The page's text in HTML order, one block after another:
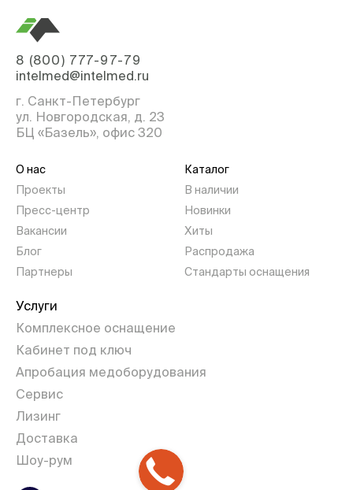
8 (800) 777-97-79
intelmed@intelmed.ru
г. Санкт-Петербург
ул. Новгородская, д. 23
БЦ «Базель», офис 320
О нас
Проекты
Пресс-центр
Вакансии
Блог
Партнеры
Каталог
В наличии
Новинки
Хиты
Распродажа
Стандарты оснащения
Услуги
Комплексное оснащение
Кабинет под ключ
Апробация медоборудования
Сервис
Лизинг
Доставка
Шоу-рум